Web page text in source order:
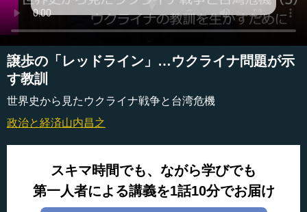
譲歩の「レッドライン」…ウクライナ問題が示
す教訓
世界史から見たウクライナ戦争と台湾危機
政治と経済山内昌之
スキマ時間でも、ながら学びでも
第一人者による講義を1話10分でお届け